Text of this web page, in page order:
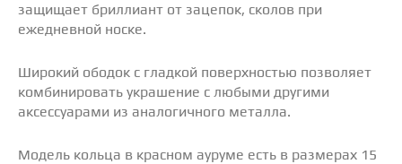
защищает бриллиант от зацепок, сколов при
ежедневной носке.
Широкий ободок с гладкой поверхностью позволяет
комбинировать украшение с любыми другими
аксессуарами из аналогичного металла.
Модель кольца в красном ауруме есть в размерах 15